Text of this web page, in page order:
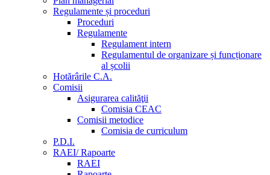
Regulamente și proceduri
Proceduri
Regulamente
Regulament intern
Regulamentul de organizare și funcționare
al școlii
Hotărârile C.A.
Comisii
Asigurarea calităţii
Comisia CEAC
Comisii metodice
Comisia de curriculum
P.D.I.
RAEI/ Rapoarte
RAEI